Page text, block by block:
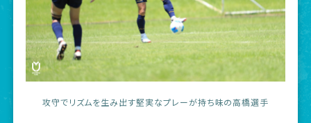
攻守でリズムを生み出す堅実なプレーが持ち味の高橋選手